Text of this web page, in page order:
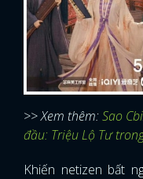
>> Xem thêm:Sao
đầu: Triệu Lộ Tư
Khiến netizen bất